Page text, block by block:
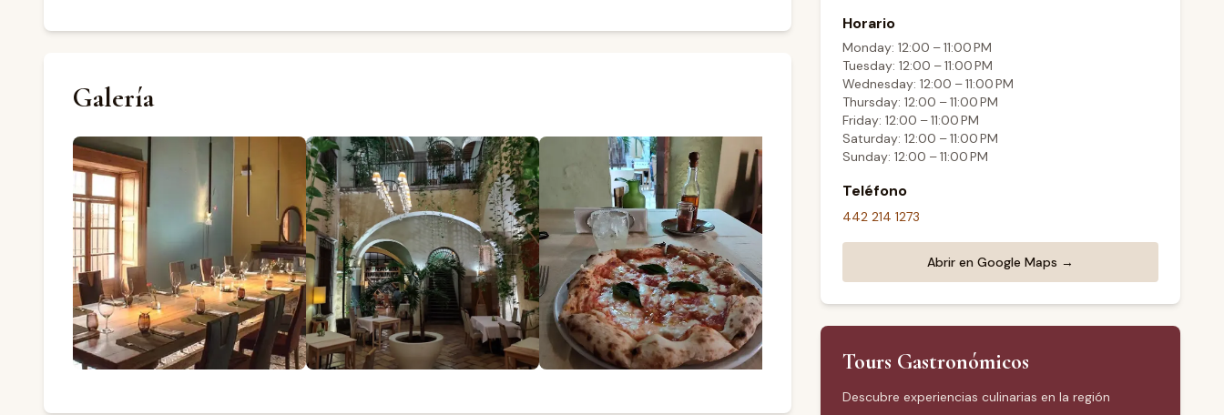
Galería
Horario
Monday: 12:00 – 11:00 PM
Tuesday: 12:00 – 11:00 PM
Wednesday: 12:00 – 11:00 PM
Thursday: 12:00 – 11:00 PM
Friday: 12:00 – 11:00 PM
Saturday: 12:00 – 11:00 PM
Sunday: 12:00 – 11:00 PM
Teléfono
442 214 1273
Abrir en Google Maps →
Tours Gastronómicos
Descubre experiencias culinarias en la región